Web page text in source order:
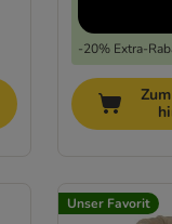
-20% Extra-
Unser Favorit